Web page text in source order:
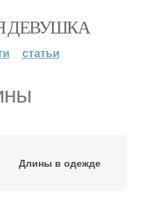
ДЕВУШКА
статьи
Длины в одежде